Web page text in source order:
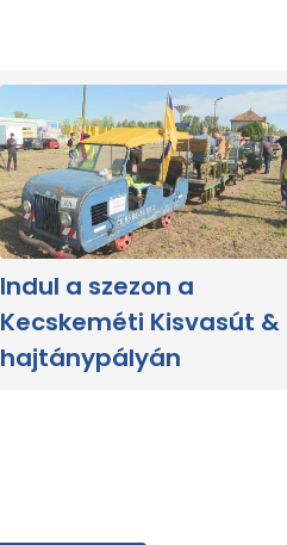
Indul a szezon a
Kecskeméti Kisvasút &
hajtánypályán